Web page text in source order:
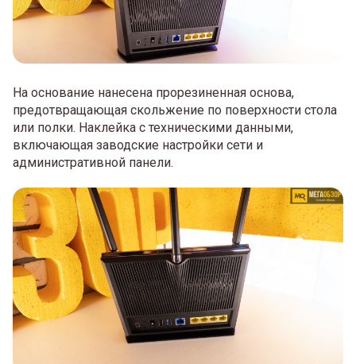
На основание нанесена прорезиненная основа,
предотвращающая скольжение по поверхности стола
или полки. Наклейка с техническими данными,
включающая заводские настройки сети и
административной панели.